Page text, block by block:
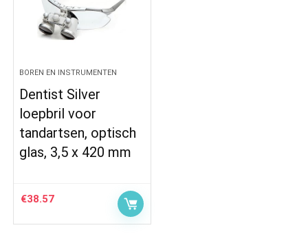
BOREN EN INSTRUMENTEN
Dentist Silver
loepbril voor
tandartsen, optisch
glas, 3,5 x 420 mm
€38.57